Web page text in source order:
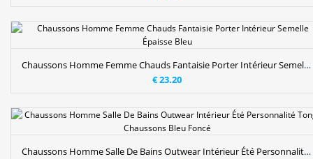
Chaussons Homme Femme Chauds Fantaisie Porter Intérieur Semelle Épaisse Bleu
€ 23.20
Chaussons Homme Salle De Bains Outwear Intérieur Été Personnalité Tongs Chaussons Bleu Foncé